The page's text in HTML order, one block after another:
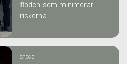
flöden som minimerar
riskerna.
STEG 3